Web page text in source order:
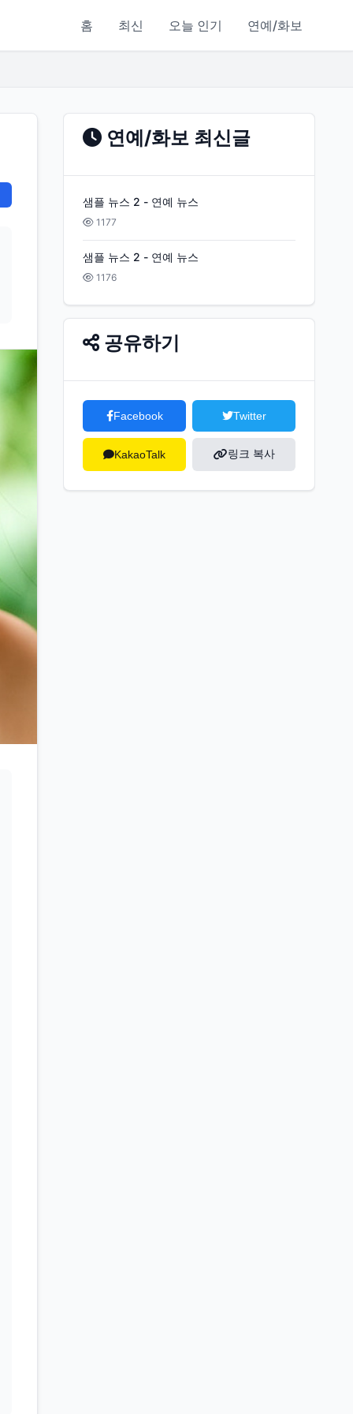
홈 최신 오늘 인기 연예/화보
연예/화보 최신글
샘플 뉴스 2 - 연예 뉴스
1177
샘플 뉴스 2 - 연예 뉴스
1176
공유하기
Facebook Twitter
KakaoTalk 링크 복사